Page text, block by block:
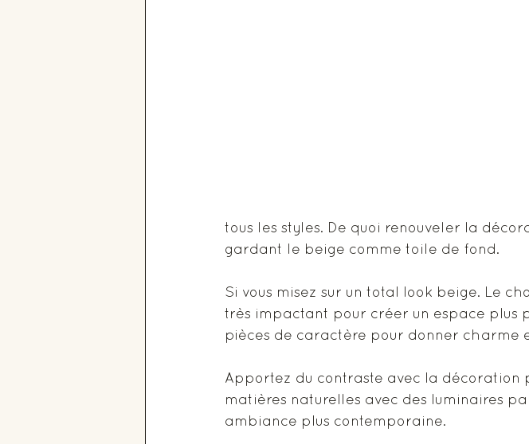
tous les styles. De quoi renouveler la
gardant le beige comme toile de fond.
Si vous misez sur un total look beige. Le
très impactant pour créer un espace plus
pièces de caractère pour donner charme
Apportez du contraste avec la décoration
matières naturelles avec des luminaires
ambiance plus contemporaine.